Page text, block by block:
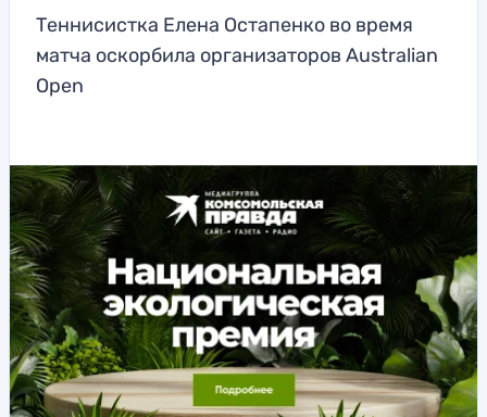
Теннисистка Елена Остапенко во время
матча оскорбила организаторов Australian
Open